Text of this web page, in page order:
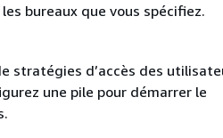
bureaux que vous spécifiez.
stratégies d’accès des
une pile pour démarrer le